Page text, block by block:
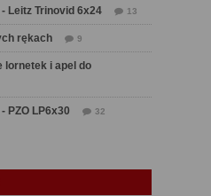
Leitz Trinovid 6x24 13
rękach 9
lornetek i apel do
PZO LP6x30 32